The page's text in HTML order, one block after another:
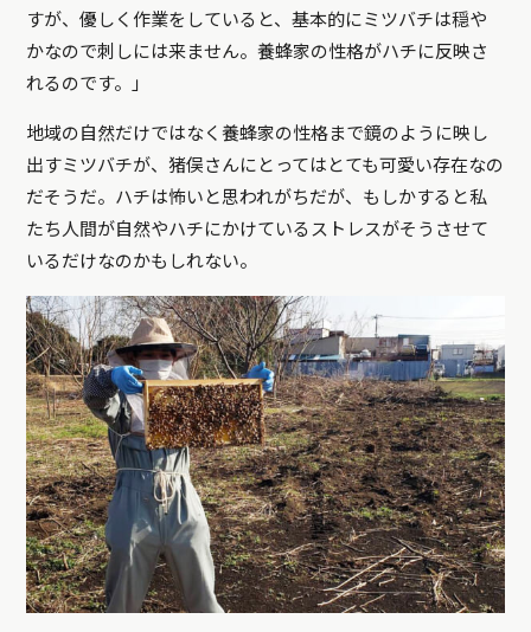
すが、優しく作業をしていると、基本的にミツバチは穏や
かなので刺しには来ません。養蜂家の性格がハチに反映さ
れるのです。」
地域の自然だけではなく養蜂家の性格まで鏡のように映し
出すミツバチが、猪俣さんにとってはとても可愛い存在なの
だそうだ。ハチは怖いと思われがちだが、もしかすると私
たち人間が自然やハチにかけているストレスがそうさせて
いるだけなのかもしれない。